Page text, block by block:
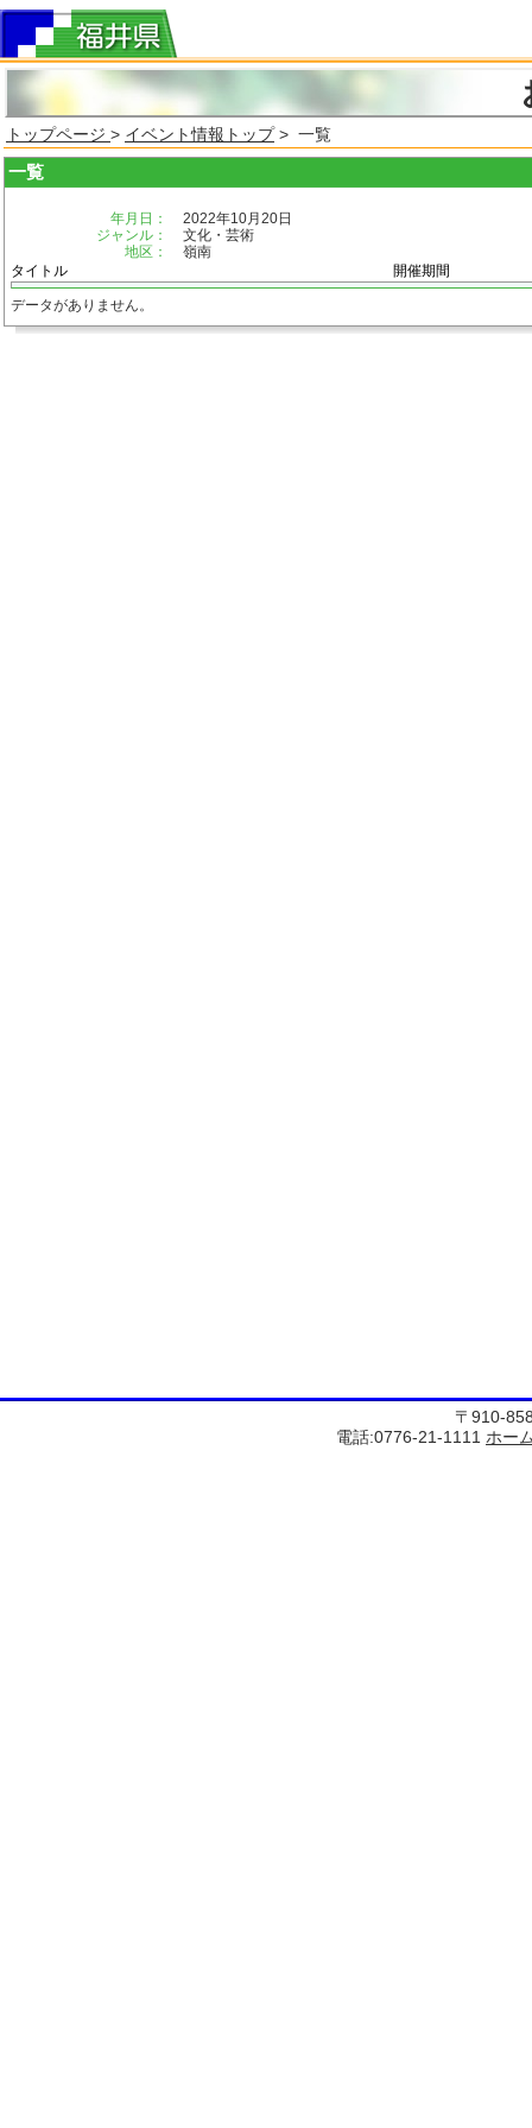
トップページ > イベント情報トップ> 一覧
一覧
年月日：
2022年10月20日
ジャンル：
文化・芸術
地区：
嶺南
タイトル
開催期間
データがありません。
〒910-
電話:0776-21-1111 ホー